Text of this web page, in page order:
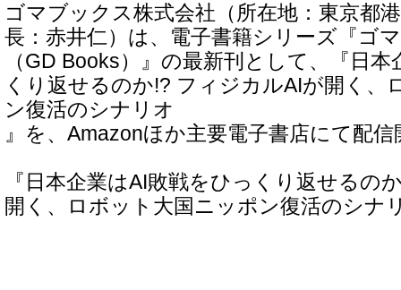
ゴマブックス株式会社（所在地：東京都
長：赤井仁）は、電子書籍シリーズ『ゴ
（GD Books）』の最新刊として、『日
くり返せるのか!? フィジカルAIが開く、
ン復活のシナリオ
』を、Amazonほか主要電子書店にて配
『日本企業はAI敗戦をひっくり返せるの
開く、ロボット大国ニッポン復活のシナ